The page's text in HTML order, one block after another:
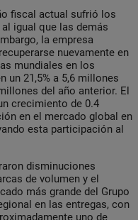
fiscal actual sufrió los
igual que las demás
la empresa
nuevamente en
mundiales en los
un 21,5% a 5,6 millones
del año anterior. El
crecimiento de 0.4
en el mercado global en
esta participación al
disminuciones
de volumen y el
más grande del Grupo
en las entregas, con
uno de